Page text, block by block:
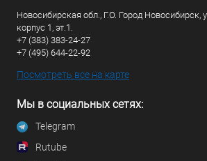
Новосибирская обл., Г.О. Город Новосибирск,
корпус 1, эт.1.
+7 (383) 383-24-27
+7 (495) 644-22-92
Посмотреть все на карте
Мы в социальных сетях:
Telegram
Rutube